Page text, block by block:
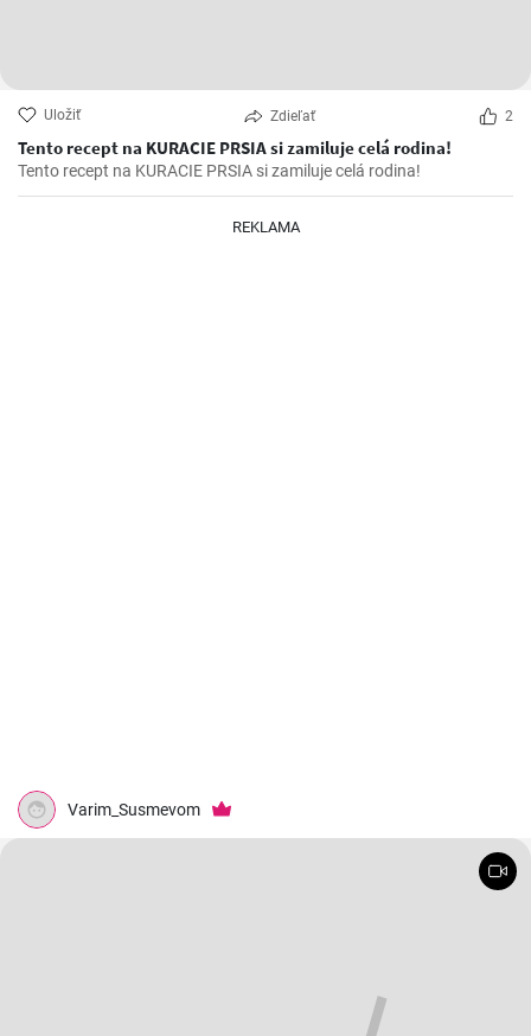
Uložiť Zdieľať 2
Tento recept na KURACIE PRSIA si zamiluje celá rodina!
Tento recept na KURACIE PRSIA si zamiluje celá rodina!
REKLAMA
Varim_Susmevom